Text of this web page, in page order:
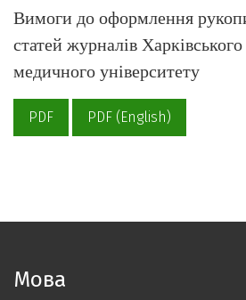
Вимоги до оформлення
статей журналів
медичного університету
PDF PDF (English)
Мова